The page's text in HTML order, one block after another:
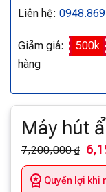
Liên hệ:
Giảm giá: 500k
hàng
Máy hút
7,200,000 ₫
Quyền lợi khi